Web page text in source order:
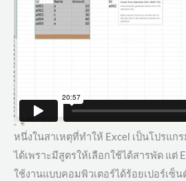
หนึ่งในสาเหตุที่ทำให้ Excel เป็นโปรแ
ได้เพราะมีสูตรให้เลือกใช้ได้สารพัด แต่
ใช้งานแบบคอมพิวเตอร์ได้ร้อยเปอร์เซ็